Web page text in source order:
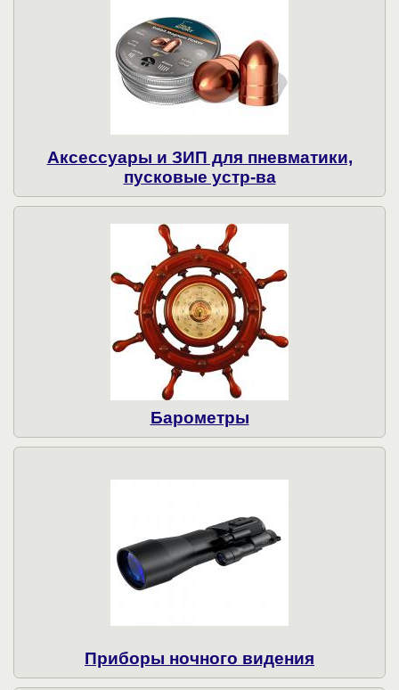
Аксессуары и ЗИП для пневматики,
пусковые устр-ва
Барометры
Приборы ночного видения